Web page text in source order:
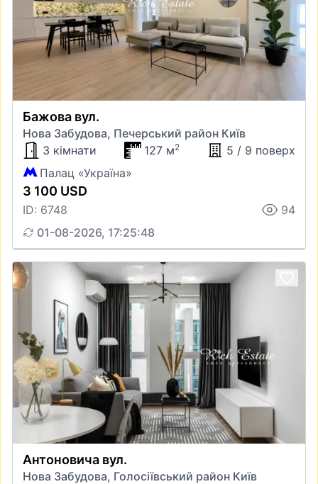
Бажова вул.
Нова Забудова, Печерський район Київ
3 кімнати
127 м2
5 / 9 поверх
Палац «Україна»
3 100 USD
ID: 6748
94
01-08-2026, 17:25:48
Антоновича вул.
Нова Забудова, Голосіївський район Київ